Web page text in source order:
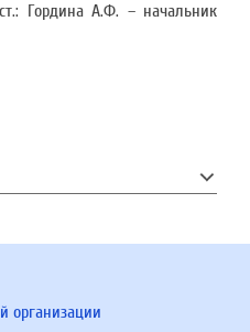
Гордина А.Ф. – начальник
организации